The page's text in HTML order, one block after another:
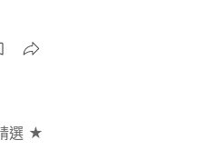
選 ★